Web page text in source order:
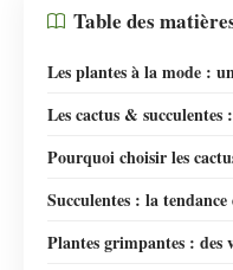
Table des
Les plantes à la mode :
Les cactus &
Pourquoi choisir les
Succulentes : la tendance
Plantes grimpantes : des